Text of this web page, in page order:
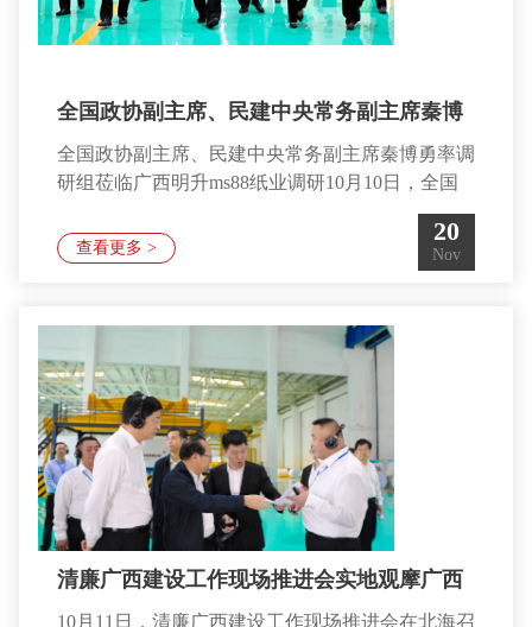
全国政协副主席、民建中央常务副主席秦博
勇率调研组莅
全国政协副主席、民建中央常务副主席秦博勇率调
研组莅临广西明升ms88纸业调研10月10日，全国
政协副主席、民建中央常务副主席秦博勇率调研组
一行莅临广西明升ms88纸业有限公司就“打造市场
经营便利地 促进东西协作产业转移”主题开展调研
委书记蔡锦军，北海市政协主席毛艳琼，铁山港区
委书记龙起云陪同调研。广西明升
ms88纸业有限公司
总经理马林接待调研并作工作汇报。在公司高级文
化纸生产车
查看更多 >
20
Nov
清廉广西建设工作现场推进会实地观摩广西
10月11日，清廉广西建设工作现场推进会在北海召